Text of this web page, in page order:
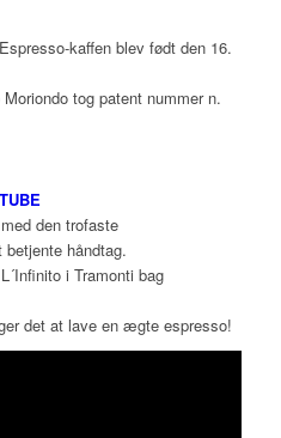
kaffen blev født den 16.
tog patent nummer n.
den trofaste
håndtag.
i Tramonti bag
det at lave en ægte espresso!